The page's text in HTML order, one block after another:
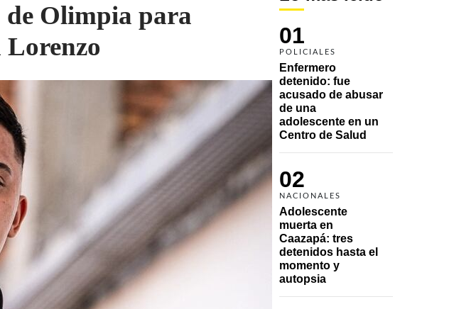
01
POLICIALES
Enfermero
detenido: fue
acusado de abusar
de una
adolescente en un
Centro de Salud
02
NACIONALES
Adolescente
muerta en
Caazapá: tres
detenidos hasta el
momento y
autopsia
Olimpia para
Lorenzo